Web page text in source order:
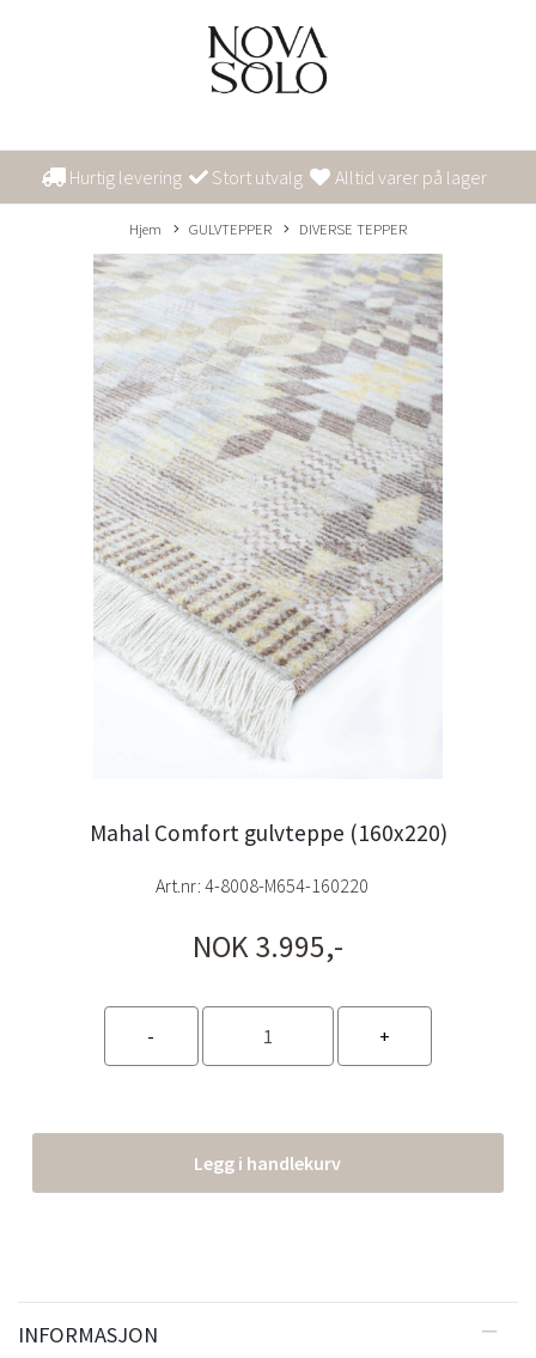
Hurtig levering Stort utvalg Alltid varer på lager
Hjem GULVTEPPER DIVERSE TEPPER
Mahal Comfort gulvteppe (160x220)
Art.nr: 4-8008-M654-160220
NOK 3.995,-
Legg i handlekurv
INFORMASJON